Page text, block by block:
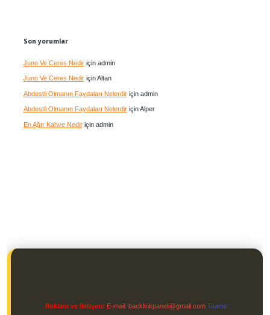
Son yorumlar
Juno Ve Ceres Nediriçin admin
Juno Ve Ceres NediriçinAltan
Abdestli Olmanın Faydaları Nelerdiriçin admin
Abdestli Olmanın Faydaları NelerdiriçinAlper
En Ağır Kahve Nediriçin admin
Reklam ve İletişim: E-mail: backlinkpaneli@gmail.com Teams: